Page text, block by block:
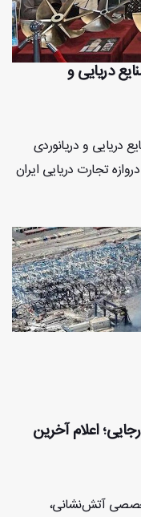
دریایی و
دریایی و دریانوردی
تجارت دریایی ایران
اعلام آخرین
آتش‌نشانی،